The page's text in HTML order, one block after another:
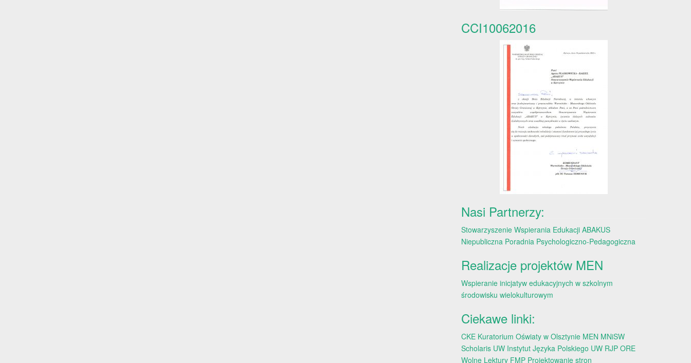
CCI10062016
Nasi Partnerzy:
Stowarzyszenie Wspierania Edukacji ABAKUS
Niepubliczna Poradnia Psychologiczno-Pedagogiczna
Realizacje projektów MEN
Wspieranie inicjatyw edukacyjnych w szkolnym
środowisku wielokulturowym
Ciekawe linki:
CKE Kuratorium Oświaty w Olsztynie MEN MNiSW
Scholaris UW Instytut Języka Polskiego UW RJP ORE
Wolne Lektury FMP Projektowanie stron